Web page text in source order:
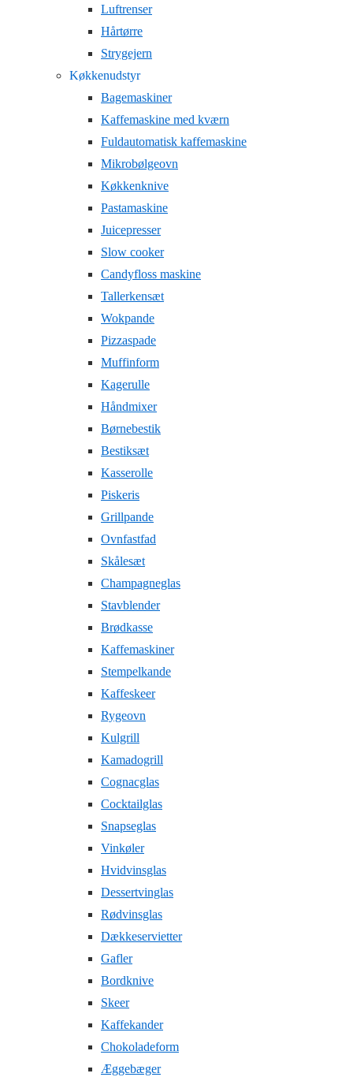
Luftrenser
Hårtørre
Strygejern
Køkkenudstyr
Bagemaskiner
Kaffemaskine med kværn
Fuldautomatisk kaffemaskine
Mikrobølgeovn
Køkkenknive
Pastamaskine
Juicepresser
Slow cooker
Candyfloss maskine
Tallerkensæt
Wokpande
Pizzaspade
Muffinform
Kagerulle
Håndmixer
Børnebestik
Bestiksæt
Kasserolle
Piskeris
Grillpande
Ovnfastfad
Skålesæt
Champagneglas
Stavblender
Brødkasse
Kaffemaskiner
Stempelkande
Kaffeskeer
Rygeovn
Kulgrill
Kamadogrill
Cognacglas
Cocktailglas
Snapseglas
Vinkøler
Hvidvinsglas
Dessertvinglas
Rødvinsglas
Dækkeservietter
Gafler
Bordknive
Skeer
Kaffekander
Chokoladeform
Æggebæger